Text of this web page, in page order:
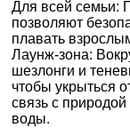
Для всей семьи:
позволяют
плавать
Лаунж-зона:
шезлонги и
чтобы укрыться
связь с
воды.